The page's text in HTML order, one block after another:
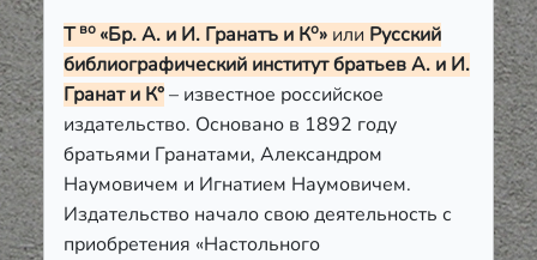
Тво«Бр. А. и И. Гранатъ и Ко» или Русский
библиографический институт братьев А. и И.
Гранат и К°– известное российское
издательство. Основано в 1892 году
братьями Гранатами, Александром
Наумовичем и Игнатием Наумовичем.
Издательство начало свою деятельность с
приобретения «Настольного